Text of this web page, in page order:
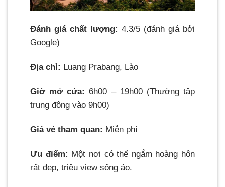
Đánh giá chất lượng: 4.3/5 (đánh giá bởi
Google)
Địa chỉ: Luang Prabang, Lào
Giờ mở cửa: 6h00 – 19h00 (Thường tập
trung đông vào 9h00)
Giá vé tham quan: Miễn phí
Ưu điểm: Một nơi có thể ngắm hoàng hôn
rất đẹp, triệu view sống ảo.